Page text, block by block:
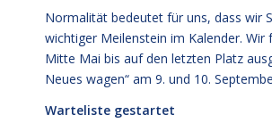
Normalität bedeutet für uns, dass wir
wichtiger Meilenstein im Kalender.
Mitte Mai bis auf den letzten Platz
Neues wagen“ am 9. und 10.
Warteliste gestartet